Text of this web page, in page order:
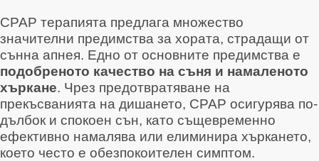
CPAP терапията предлага множество
значителни предимства за хората, страдащи от
сънна апнея. Едно от основните предимства е
подобреното качество на съня и намаленото
хъркане. Чрез предотвратяване на
прекъсванията на дишането, CPAP осигурява по-
дълбок и спокоен сън, като същевременно
ефективно намалява или елиминира хъркането,
което често е обезпокоителен симптом.